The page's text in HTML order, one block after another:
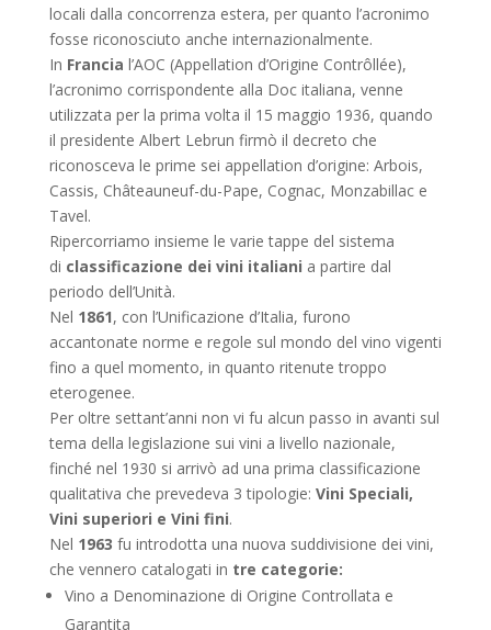
locali dalla concorrenza estera, per quanto l’acronimo
fosse riconosciuto anche internazionalmente.
In Francia l’AOC (Appellation d’Origine Contrôllée),
l’acronimo corrispondente alla Doc italiana, venne
utilizzata per la prima volta il 15 maggio 1936, quando
il presidente Albert Lebrun firmò il decreto che
riconosceva le prime sei appellation d’origine: Arbois,
Cassis, Châteauneuf-du-Pape, Cognac, Monzabillac e
Tavel.
Ripercorriamo insieme le varie tappe del sistema
di classificazione dei vini italiani a partire dal
periodo dell’Unità.
Nel 1861, con l’Unificazione d’Italia, furono
accantonate norme e regole sul mondo del vino vigenti
fino a quel momento, in quanto ritenute troppo
eterogenee.
Per oltre settant’anni non vi fu alcun passo in avanti sul
tema della legislazione sui vini a livello nazionale,
finché nel 1930 si arrivò ad una prima classificazione
qualitativa che prevedeva 3 tipologie: Vini Speciali,
Vini superiori e Vini fini.
Nel 1963 fu introdotta una nuova suddivisione dei vini,
che vennero catalogati in tre categorie:
Vino a Denominazione di Origine Controllata e
Garantita